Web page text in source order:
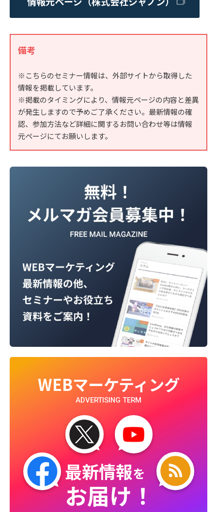
備考
※こちらのセミナー情報は、外部サイトから取得した
情報を掲載しています。
※掲載のタイミングにより、情報元ページの内容と差異
が発生しますので予めご了承ください。最新情報の確
認、参加方法など詳細に関するお問い合わせ等は情報
元ページにてお願いします。
WEBマーケティング
ADVERTISING TERM
最新情報を
お届け！